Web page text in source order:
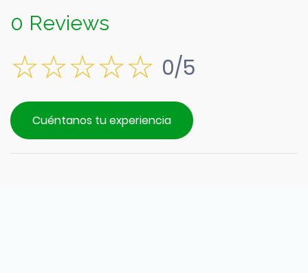
0 Reviews
0/5
Cuéntanos tu experiencia